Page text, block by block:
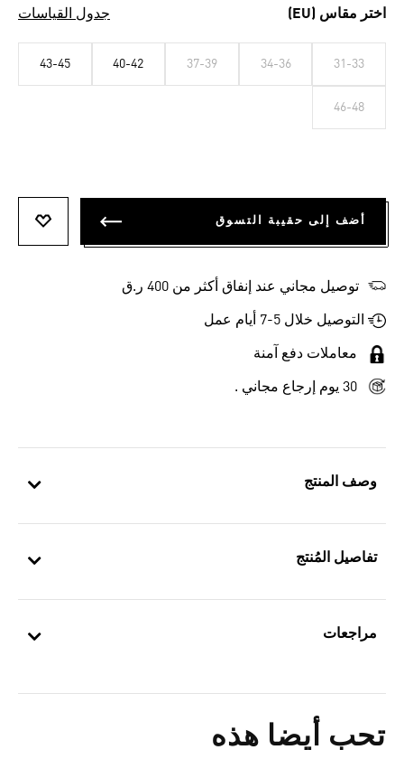
وصف المنتج
تفاصيل المُنتج
مراجعات
تحب أيضا هذه
اختر مقاس (EU) جدول القياسات
31-33
34-36
37-39
40-42
43-45
46-48
أضف إلى حقيبة التسوق
توصيل مجاني عند إنفاق أكثر من 400 ر.ق
التوصيل خلال 5-7 أيام عمل
معاملات دفع آمنة